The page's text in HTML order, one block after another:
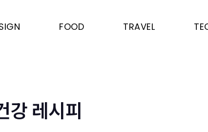
FOOD TRAVEL
강 레시피